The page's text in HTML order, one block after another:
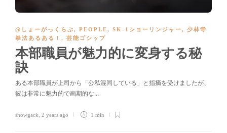
@しょーがっくらぶ, PEOPLE, SK-1ショーリンジャー, 少林寺
拳法あるある！ , 芸能ゴシップ
本部職員が魅力的に変身する秘
訣
ある本部職員が上司から「公私混同している」と指摘を受けましたが、
彼は非常に魅力的で画期的な…
showgack 2 years ago 1 min